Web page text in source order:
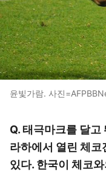
윤빛가람. 사진
Q. 태극마크를 달
라하에서 열린 체
있다. 한국이 체코